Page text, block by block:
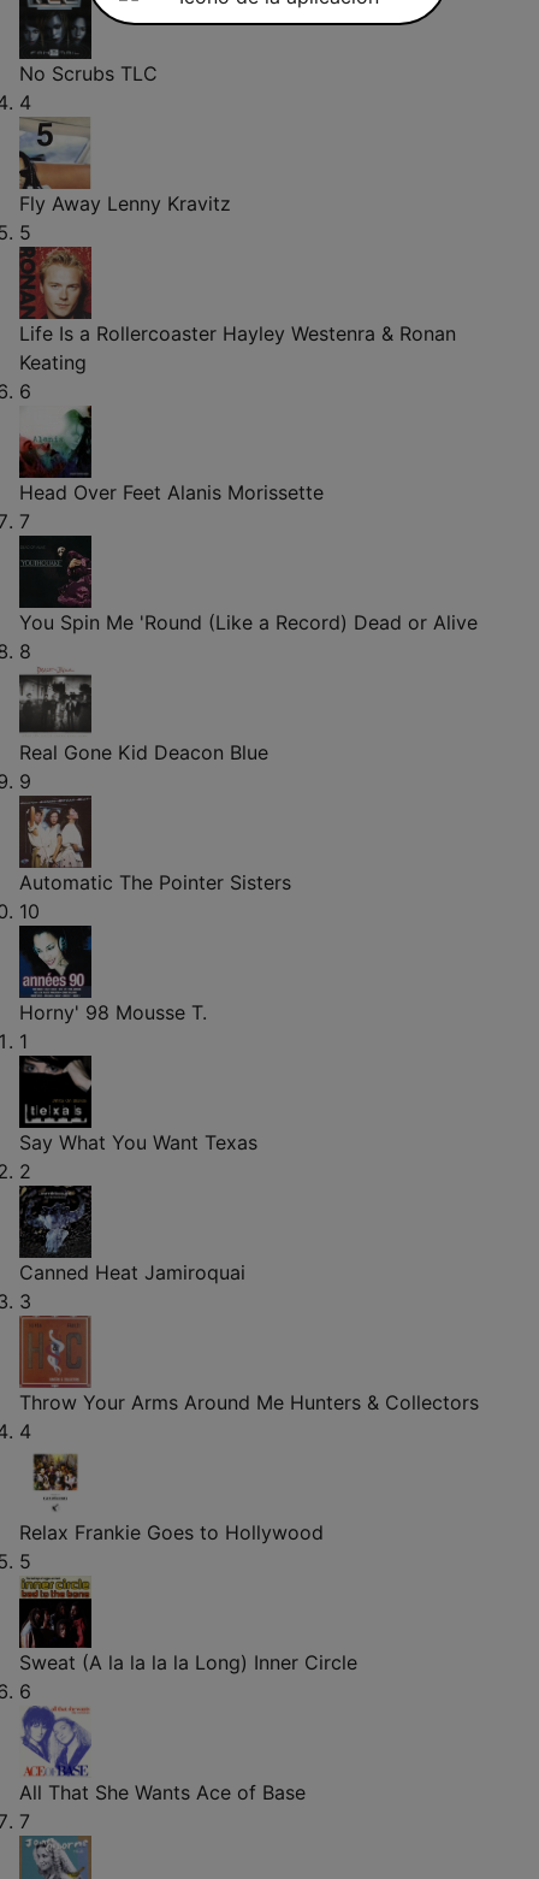
No Scrubs TLC
4
Fly Away Lenny Kravitz
5
Life Is a Rollercoaster Hayley Westenra & Ronan
Keating
6
Head Over Feet Alanis Morissette
7
You Spin Me 'Round (Like a Record) Dead or Alive
8
Real Gone Kid Deacon Blue
9
Automatic The Pointer Sisters
10
Horny' 98 Mousse T.
1
Say What You Want Texas
2
Canned Heat Jamiroquai
3
Throw Your Arms Around Me Hunters & Collectors
4
Relax Frankie Goes to Hollywood
5
Sweat (A la la la la Long) Inner Circle
6
All That She Wants Ace of Base
7